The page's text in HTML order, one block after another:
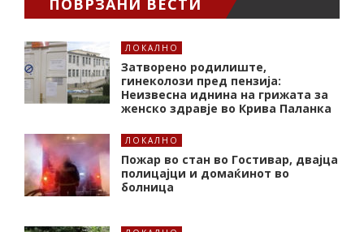
ПОВРЗАНИ ВЕСТИ
ЛОКАЛНО
Затворено родилиште,
гинеколози пред пензија:
Неизвесна иднина на грижата за
женско здравје во Крива Паланка
ЛОКАЛНО
Пожар во стан во Гостивар, двајца
полицајци и домаќинот во
болница